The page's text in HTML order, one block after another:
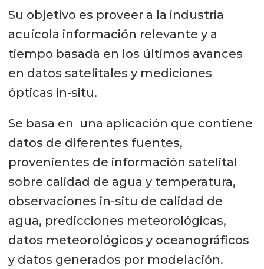
Su objetivo es proveer a la industria
acuícola información relevante y a
tiempo basada en los últimos avances
en datos satelitales y mediciones
ópticas in-situ.
Se basa en una aplicación que contiene
datos de diferentes fuentes,
provenientes de información satelital
sobre calidad de agua y temperatura,
observaciones in-situ de calidad de
agua, predicciones meteorológicas,
datos meteorológicos y oceanográficos
y datos generados por modelación.